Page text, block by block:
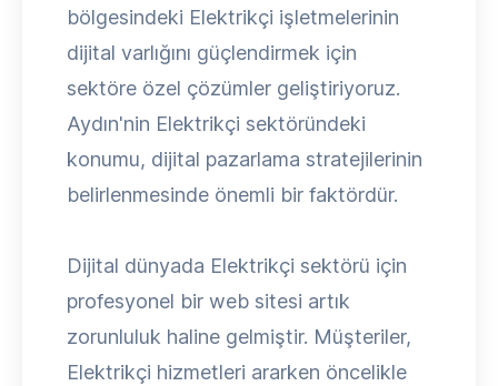
bölgesindeki Elektrikçi işletmelerinin
dijital varlığını güçlendirmek için
sektöre özel çözümler geliştiriyoruz.
Aydın'nin Elektrikçi sektöründeki
konumu, dijital pazarlama stratejilerinin
belirlenmesinde önemli bir faktördür.
Dijital dünyada Elektrikçi sektörü için
profesyonel bir web sitesi artık
zorunluluk haline gelmiştir. Müşteriler,
Elektrikçi hizmetleri ararken öncelikle